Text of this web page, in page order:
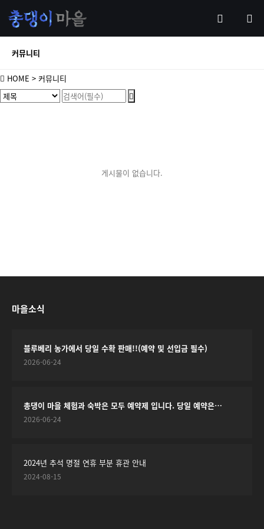
커뮤니티
HOME > 커뮤니티
게시물이 없습니다.
마을소식
블루베리 농가에서 당일 수확 판매!!(예약 및 선입금 필수)
2026-06-24
총댕이 마을 체험과 숙박은 모두 예약제 입니다. 당일 예약은…
2026-06-24
2024년 추석 명절 연휴 부분 휴관 안내
2024-08-15